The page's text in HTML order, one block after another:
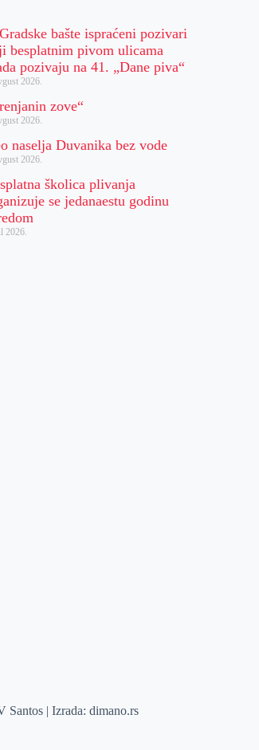
bašte ispraćeni pozivari
besplatnim pivom ulicama
pozivaju na 41. „Dane piva“
2026.
zove“
2026.
naselja Duvanika bez vode
2026.
školica plivanja
se jedanaestu godinu
2026.
Santos | Izrada:dimano.rs